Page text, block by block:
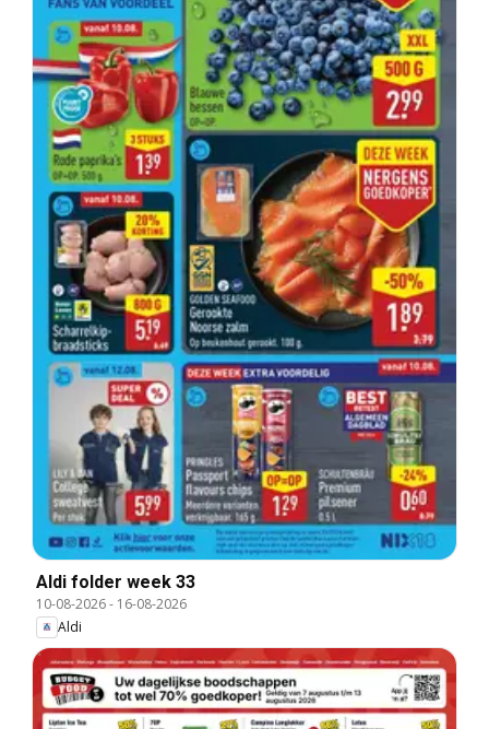
Aldi folder week 33
10-08-2026- 16-08-2026
Aldi